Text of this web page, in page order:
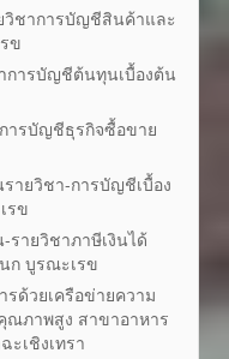
วิชาการบัญชีสินค้าและ
ข
การบัญชีต้นทุนเบื้องต้น
ารบัญชีธุรกิจซื้อขาย
รายวิชา-การบัญชีเบื้อง
รข
รายวิชาภาษีเงินได้
ก บูรณะเรข
ด้วยเครือข่ายความ
ณภาพสูง สาขาอาหาร
เชิงเทรา